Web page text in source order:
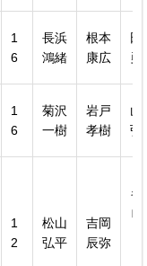
1
6
長浜
鴻緒
根本
康広
田
勇
1
6
菊沢
一樹
岩戸
孝樹
山
弘
1
2
松山
弘平
吉岡
辰弥
キ
ロ